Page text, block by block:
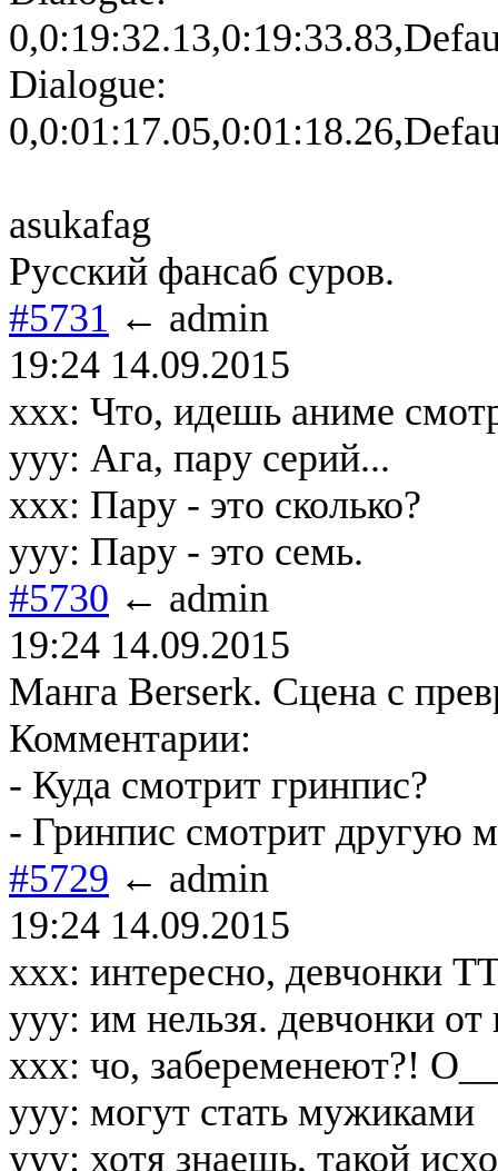
Dialogue:
asukafag
Русский фансаб суров.
#5731 ← admin
19:24 14.09.2015
xxx: Что, идешь аниме
yyy: Ага, пару серий...
xxx: Пару - это сколько?
yyy: Пару - это семь.
#5730 ← admin
19:24 14.09.2015
Манга Berserk. Сцена с
Комментарии:
- Куда смотрит гринпис?
- Гринпиc смотрит другую
#5729 ← admin
19:24 14.09.2015
ххх: интересно, девчонки
ууу: им нельзя. девчонки от
ххх: чо, забеременеют?!
ууу: могут стать мужиками
ууу: хотя знаешь, такой